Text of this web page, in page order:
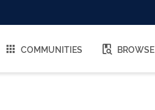
COMMUNITIES BROWSE